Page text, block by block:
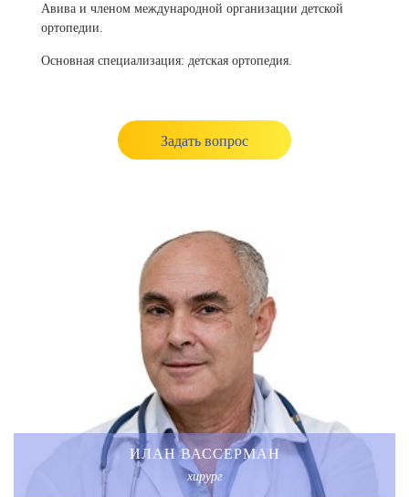
Авива и членом международной организации детской
ортопедии.
Основная специализация: детская ортопедия.
Задать вопрос
ИЛАН ВАССЕРМАН
хирург